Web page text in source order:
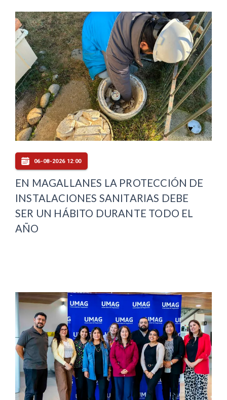
06-08-2026 12:00
EN MAGALLANES LA PROTECCIÓN DE
INSTALACIONES SANITARIAS DEBE
SER UN HÁBITO DURANTE TODO EL
AÑO